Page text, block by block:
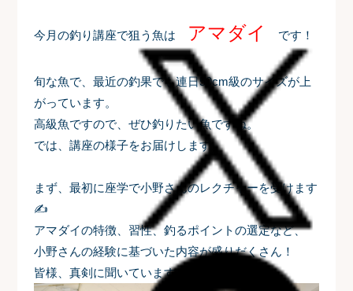
今月の釣り講座で狙う魚は アマダイ です！
旬な魚で、最近の釣果でも連日50cm級のサイズが上
がっています。
高級魚ですので、ぜひ釣りたい魚ですね。
では、講座の様子をお届けします。
まず、最初に座学で小野さんのレクチャーを受けます
✍
アマダイの特徴、習性、釣るポイントの選定など、
小野さんの経験に基づいた内容が盛りだくさん！
皆様、真剣に聞いています。